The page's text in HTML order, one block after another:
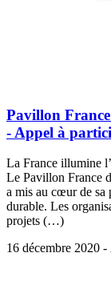
Pavillon
- Appel à
La France illumine
Le Pavillon France
a mis au cœur de sa
durable. Les
projets (…)
16 décembre 2020